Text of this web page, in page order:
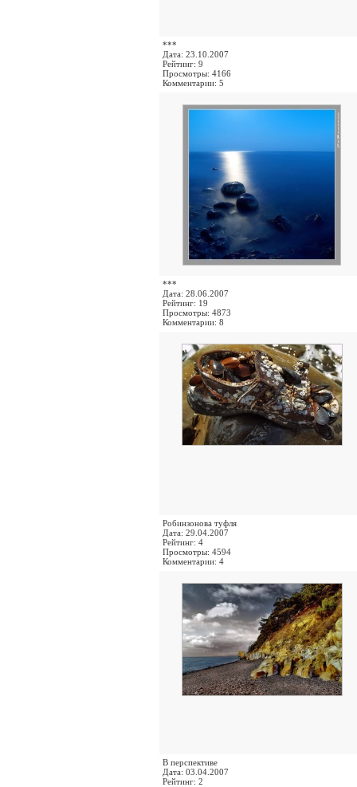
***
Дата: 23.10.2007
Рейтинг: 9
Просмотры: 4166
Комментарии: 5
***
Дата: 28.06.2007
Рейтинг: 19
Просмотры: 4873
Комментарии: 8
Робинзонова туфля
Дата: 29.04.2007
Рейтинг: 4
Просмотры: 4594
Комментарии: 4
В перспективе
Дата: 03.04.2007
Рейтинг: 2